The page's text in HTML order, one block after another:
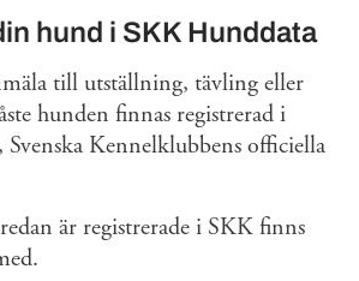
hund i SKK Hunddata
till utställning, tävling eller
hunden finnas registrerad i
, Svenska Kennelklubbens officiella
är registrerade i SKK finns